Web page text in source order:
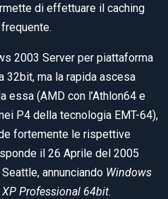
di effettuare il caching
2003 Server per piattaforma
32bit, ma la rapida ascesa
essa (AMD con l’Athlon64 e
P4 della tecnologia EMT-64),
fortemente le rispettive
il 26 Aprile del 2005
annunciando Windows
Professional 64bit.